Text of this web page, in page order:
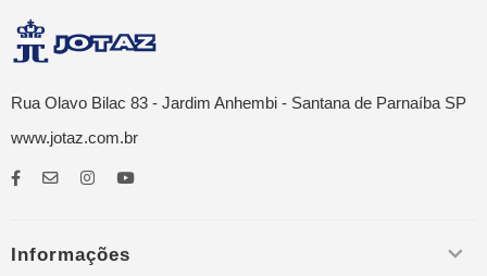
Rua Olavo Bilac 83 - Jardim Anhembi - Santana de Parnaíba SP
www.jotaz.com.br
Informações